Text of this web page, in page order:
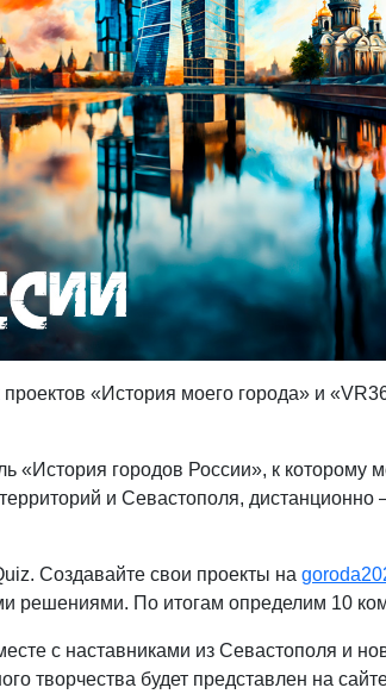
«История моего города» и
«История городов России», к которому
и Севастополя, дистанционно
Создавайте свои проекты на
решениями. По итогам определим 10
с наставниками из Севастополя и
творчества будет представлен на